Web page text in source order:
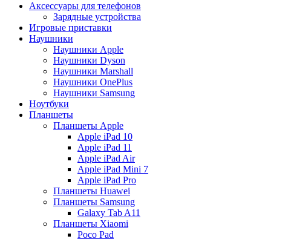
Аксессуары для телефонов
Зарядные устройства
Игровые приставки
Наушники
Наушники Apple
Наушники Dyson
Наушники Marshall
Наушники OnePlus
Наушники Samsung
Ноутбуки
Планшеты
Планшеты Apple
Apple iPad 10
Apple iPad 11
Apple iPad Air
Apple iPad Mini 7
Apple iPad Pro
Планшеты Huawei
Планшеты Samsung
Galaxy Tab A11
Планшеты Xiaomi
Poco Pad